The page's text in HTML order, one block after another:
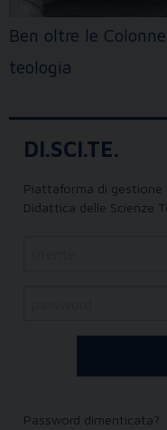
Ben oltre le
teologia
DI.SCI.TE.
Piattaforma di gestione
Didattica delle Scienze
Password dimenticata?